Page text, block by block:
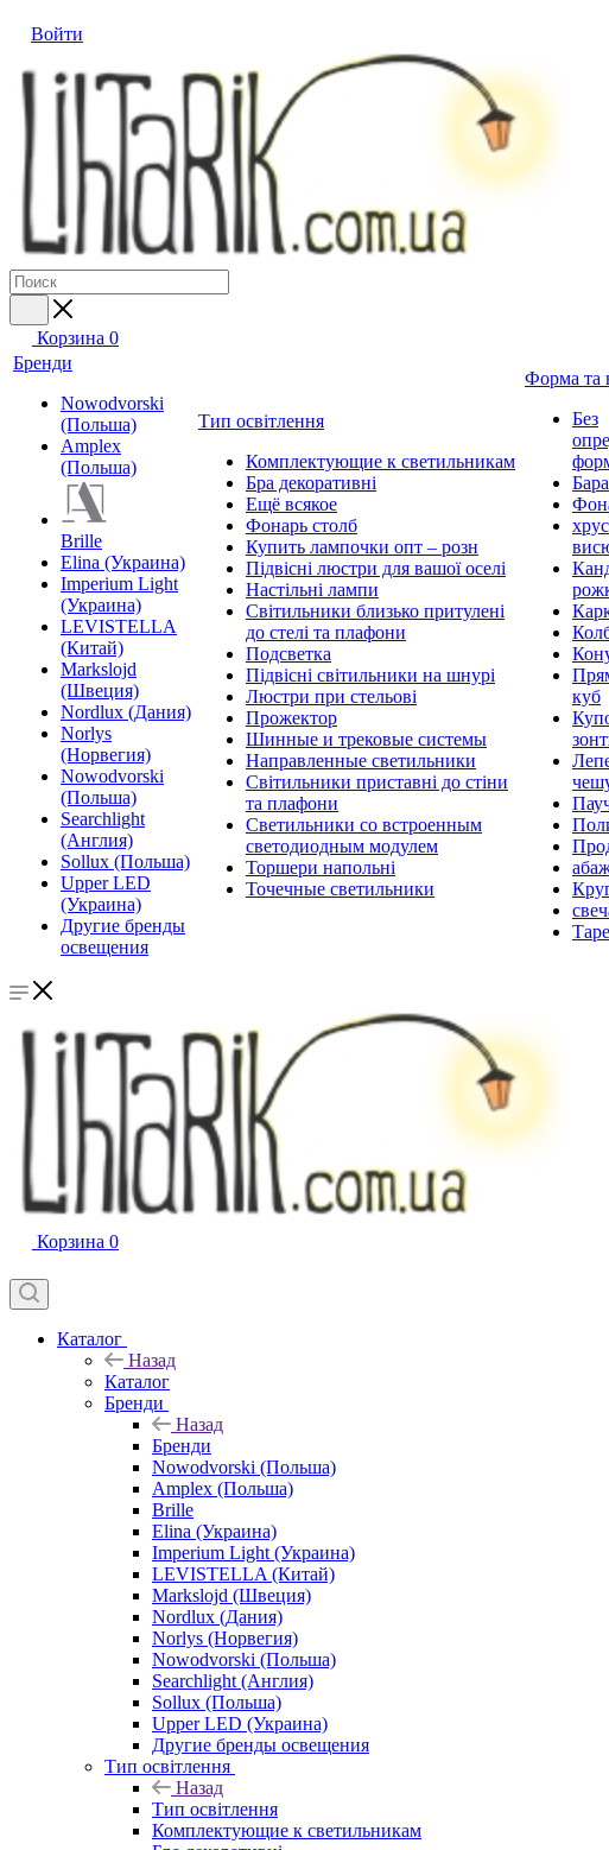
Войти
Корзина 0
Бренди
Nowodvorski
(Польша)
Amplex
(Польша)
Brille
Elina (Украина)
Imperium Light
(Украина)
LEVISTELLA
(Китай)
Markslojd
(Швеция)
Nordlux (Дания)
Norlys
(Норвегия)
Nowodvorski
(Польша)
Searchlight
(Англия)
Sollux (Польша)
Upper LED
(Украина)
Другие бренды
освещения
Тип освітлення
Комплектующие к светильникам
Бра декоративні
Ещё всякое
Фонарь столб
Купить лампочки опт – розн
Підвісні люстри для вашої оселі
Настільні лампи
Світильники близько притулені
до стелі та плафони
Подсветка
Підвісні світильники на шнурі
Люстри при стельові
Прожектор
Шинные и трековые системы
Направленные светильники
Світильники приставні до стіни
та плафони
Светильники со встроенным
светодиодным модулем
Торшери напольні
Точечные светильники
Форма та
Без
куб
Корзина 0
Каталог
Назад
Каталог
Бренди
Назад
Бренди
Nowodvorski (Польша)
Amplex (Польша)
Brille
Elina (Украина)
Imperium Light (Украина)
LEVISTELLA (Китай)
Markslojd (Швеция)
Nordlux (Дания)
Norlys (Норвегия)
Nowodvorski (Польша)
Searchlight (Англия)
Sollux (Польша)
Upper LED (Украина)
Другие бренды освещения
Тип освітлення
Назад
Тип освітлення
Комплектующие к светильникам